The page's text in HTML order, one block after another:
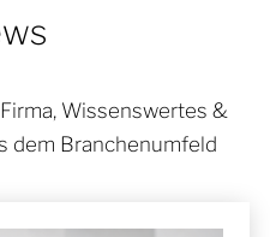
Wissenswertes &
dem Branchenumfeld